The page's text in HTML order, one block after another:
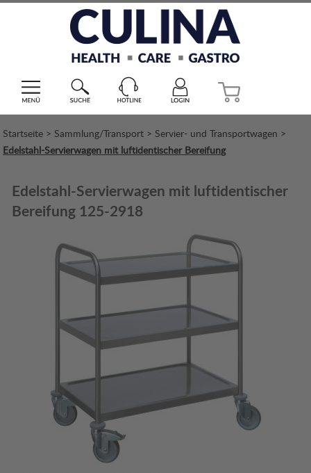
Startseite > Sammlung/Transport > Servier- und Transportwagen >
Edelstahl-Servierwagen mit luftidentischer Bereifung
Edelstahl-Servierwagen mit luftidentischer
Bereifung 125-2918